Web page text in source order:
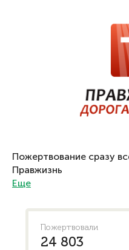
Пожертвование сразу
Правжизнь
Еще
Пожертвовали
24 803